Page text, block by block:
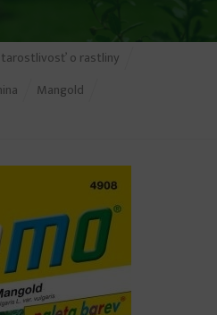
o rastliny
Mangold